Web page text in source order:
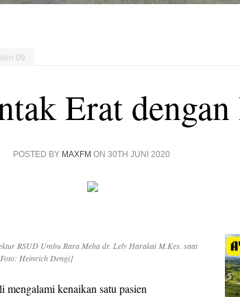
09
Erat dengan
POSTED BY MAXFM ON 30TH JUNI 2020
RSUD Umbu Rara Meha dr. Lely Harakai M.Kes. saat
Heinrich Dengi]
kenaikan satu pasien